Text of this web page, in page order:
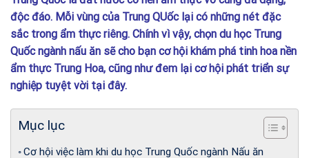
độc đáo. Mỗi vùng của Trung QUốc lại có những nét đặc
sắc trong ẩm thực riêng. Chính vì vậy, chọn du học Trung
Quốc ngành nấu ăn sẽ cho bạn cơ hội khám phá tinh hoa nền
ẩm thực Trung Hoa, cũng như đem lại cơ hội phát triển sự
nghiệp tuyệt vời tại đây.
Mục lục
Cơ hội việc làm khi du học Trung Quốc ngành Nấu ăn